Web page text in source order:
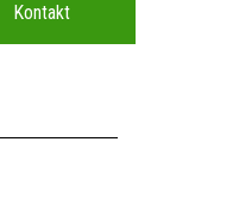
Kontakt